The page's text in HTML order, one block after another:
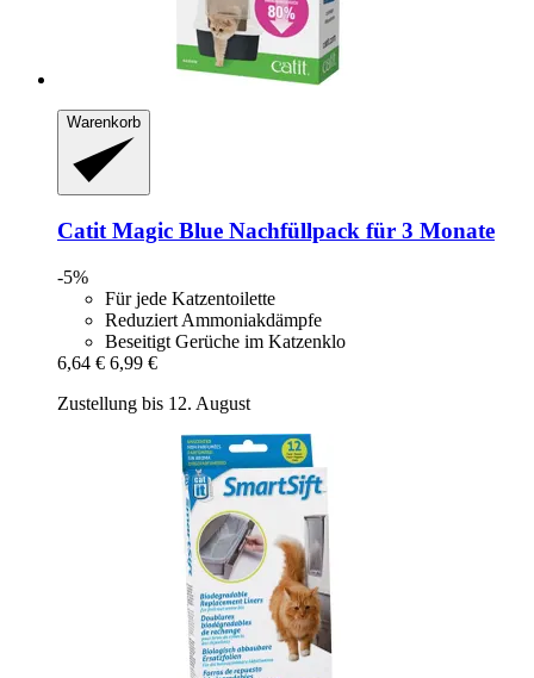
Warenkorb
Catit Magic Blue Nachfüllpack für 3 Monate
-5%
Für jede Katzentoilette
Reduziert Ammoniakdämpfe
Beseitigt Gerüche im Katzenklo
6,64 € 6,99 €
Zustellung bis 12. August